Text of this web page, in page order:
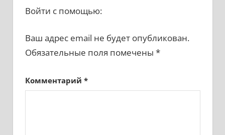
Войти с помощью:
Ваш адрес email не будет опубликован.
Обязательные поля помечены *
Комментарий *